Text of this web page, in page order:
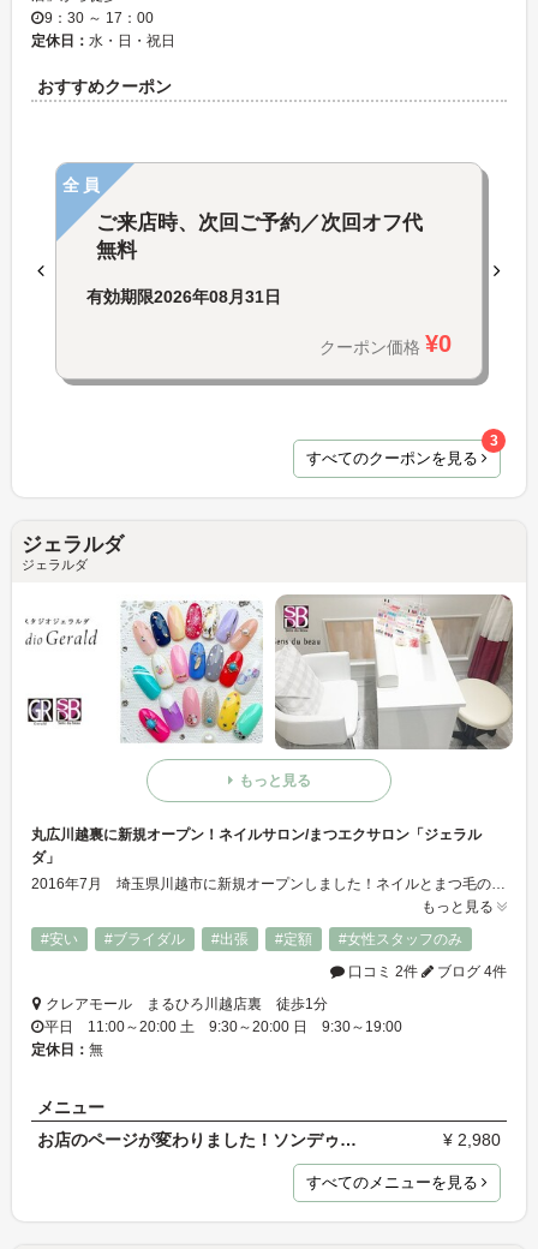
9：30 ～ 17：00
定休日： 水・日・祝日
おすすめクーポン
全員
ご来店時、次回ご予約／次回オフ代
無料
有効期限2026年08月31日
クーポン価格 ¥0
すべてのクーポンを見る
3
ジェラルダ
ジェラルダ
もっと見る
丸広川越裏に新規オープン！ネイルサロン/まつエクサロン「ジェラル
ダ」
2016年7月 埼玉県川越市に新規オープンしました！ネイルとまつ毛の専門店「ジェラルダ」です。 ただいま、お得なキャンペーン中です。 セルフネイル、歯のホワイトニング、水素バーも受けられる美のトータルケアが出来るサロンです。 ネイル未体験の方、仕事の関係で派手なのは・・・という方、 また夏に向けて、足のおしゃれをしたい方、ぜひこの機会にご来店ください。
もっと見る
#安い
#ブライダル #出張 #定額
#女性スタッフのみ
口コミ 2件
ブログ 4件
クレアモール まるひろ川越店裏 徒歩1分
平日 11:00～20:00 土 9:30～20:00 日 9:30～19:00
定休日： 無
メニュー
お店のページが変わりました！ソンデゥボー川越で検…
¥ 2,980
すべてのメニューを見る